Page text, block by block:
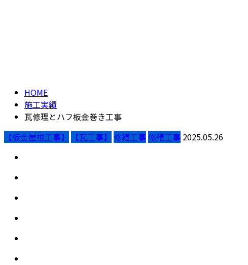
HOME
施工実績
瓦修理とハフ板金巻き工事
【板金屋根工事】
【瓦工事】 修繕工事 修繕工事 2025.05.26